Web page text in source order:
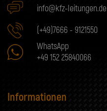
info@kfz-leitungen.de
(+49)7666 - 9121550
WhatsApp
+49 152 25840066
Informationen